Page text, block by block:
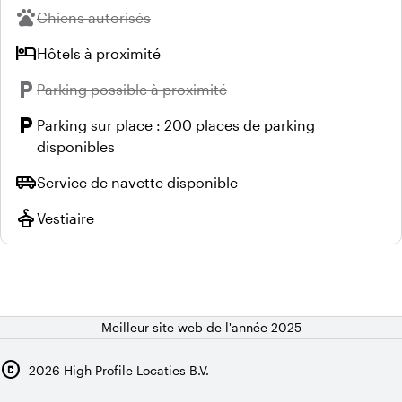
petsIndisponible :
Chiens autorisés
hotelHôtels à proximité
local_parking Indisponible :
Parking possible à proximité
local_parking Parking sur place : 200 places de parking
disponibles
airport_shuttleService de navette disponible
stylerVestiaire
Meilleur site web de l'année 2025
copyright 2026 High Profile Locaties B.V.